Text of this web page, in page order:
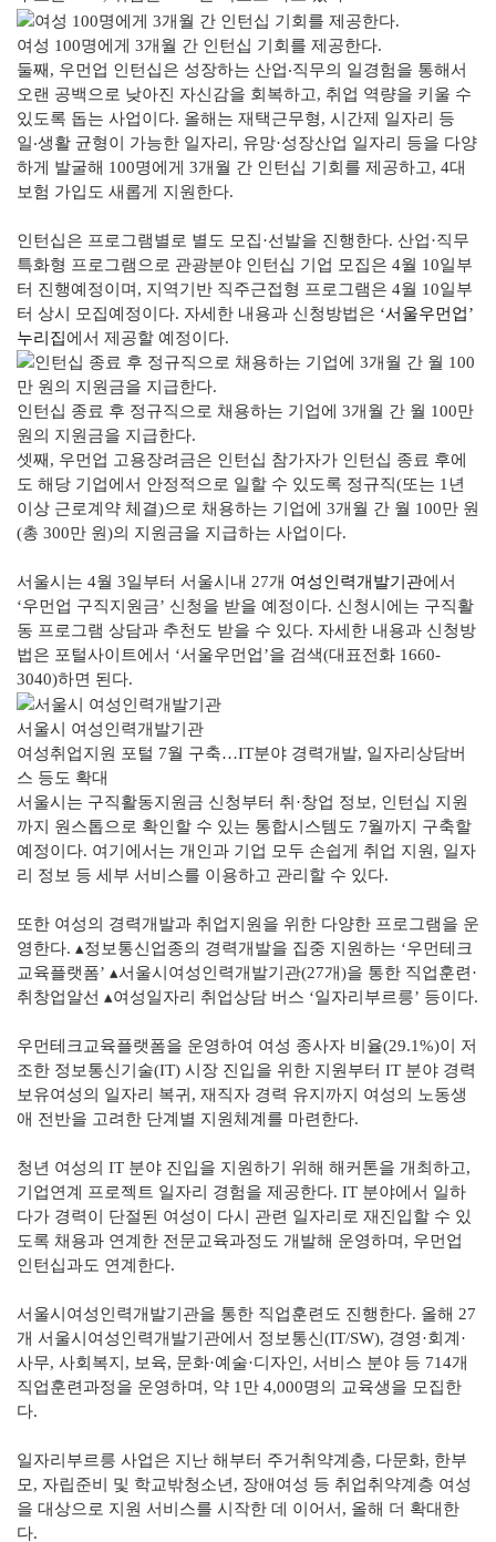
여성 100명에게 3개월 간 인턴십 기회를 제공한다.
둘째, 우먼업 인턴십은 성장하는 산업‧직무의 일경험을 통해서
오랜 공백으로 낮아진 자신감을 회복하고, 취업 역량을 키울 수
있도록 돕는 사업이다. 올해는 재택근무형, 시간제 일자리 등
일‧생활 균형이 가능한 일자리, 유망·성장산업 일자리 등을 다양
하게 발굴해 100명에게 3개월 간 인턴십 기회를 제공하고, 4대
보험 가입도 새롭게 지원한다.
인턴십은 프로그램별로 별도 모집·선발을 진행한다. 산업·직무
특화형 프로그램으로 관광분야 인턴십 기업 모집은 4월 10일부
터 진행예정이며, 지역기반 직주근접형 프로그램은 4월 10일부
터 상시 모집예정이다. 자세한 내용과 신청방법은 ‘서울우먼업’
누리집에서 제공할 예정이다.
인턴십 종료 후 정규직으로 채용하는 기업에 3개월 간 월 100만
원의 지원금을 지급한다.
셋째, 우먼업 고용장려금은 인턴십 참가자가 인턴십 종료 후에
도 해당 기업에서 안정적으로 일할 수 있도록 정규직(또는 1년
이상 근로계약 체결)으로 채용하는 기업에 3개월 간 월 100만 원
(총 300만 원)의 지원금을 지급하는 사업이다.
서울시는 4월 3일부터 서울시내 27개 여성인력개발기관에서
‘우먼업 구직지원금’ 신청을 받을 예정이다. 신청시에는 구직활
동 프로그램 상담과 추천도 받을 수 있다. 자세한 내용과 신청방
법은 포털사이트에서 ‘서울우먼업’을 검색(대표전화 1660-
3040)하면 된다.
서울시 여성인력개발기관
여성취업지원 포털 7월 구축…IT분야 경력개발, 일자리상담버
스 등도 확대
서울시는 구직활동지원금 신청부터 취·창업 정보, 인턴십 지원
까지 원스톱으로 확인할 수 있는 통합시스템도 7월까지 구축할
예정이다. 여기에서는 개인과 기업 모두 손쉽게 취업 지원, 일자
리 정보 등 세부 서비스를 이용하고 관리할 수 있다.
또한 여성의 경력개발과 취업지원을 위한 다양한 프로그램을 운
영한다. ▴정보통신업종의 경력개발을 집중 지원하는 ‘우먼테크
교육플랫폼’ ▴서울시여성인력개발기관(27개)을 통한 직업훈련·
취창업알선 ▴여성일자리 취업상담 버스 ‘일자리부르릉’ 등이다.
우먼테크교육플랫폼을 운영하여 여성 종사자 비율(29.1%)이 저
조한 정보통신기술(IT) 시장 진입을 위한 지원부터 IT 분야 경력
보유여성의 일자리 복귀, 재직자 경력 유지까지 여성의 노동생
애 전반을 고려한 단계별 지원체계를 마련한다.
청년 여성의 IT 분야 진입을 지원하기 위해 해커톤을 개최하고,
기업연계 프로젝트 일자리 경험을 제공한다. IT 분야에서 일하
다가 경력이 단절된 여성이 다시 관련 일자리로 재진입할 수 있
도록 채용과 연계한 전문교육과정도 개발해 운영하며, 우먼업
인턴십과도 연계한다.
서울시여성인력개발기관을 통한 직업훈련도 진행한다. 올해 27
개 서울시여성인력개발기관에서 정보통신(IT/SW), 경영·회계·
사무, 사회복지, 보육, 문화·예술·디자인, 서비스 분야 등 714개
직업훈련과정을 운영하며, 약 1만 4,000명의 교육생을 모집한
다.
일자리부르릉 사업은 지난 해부터 주거취약계층, 다문화, 한부
모, 자립준비 및 학교밖청소년, 장애여성 등 취업취약계층 여성
을 대상으로 지원 서비스를 시작한 데 이어서, 올해 더 확대한
다.